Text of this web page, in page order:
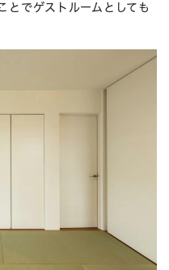
とでゲストルームとしても